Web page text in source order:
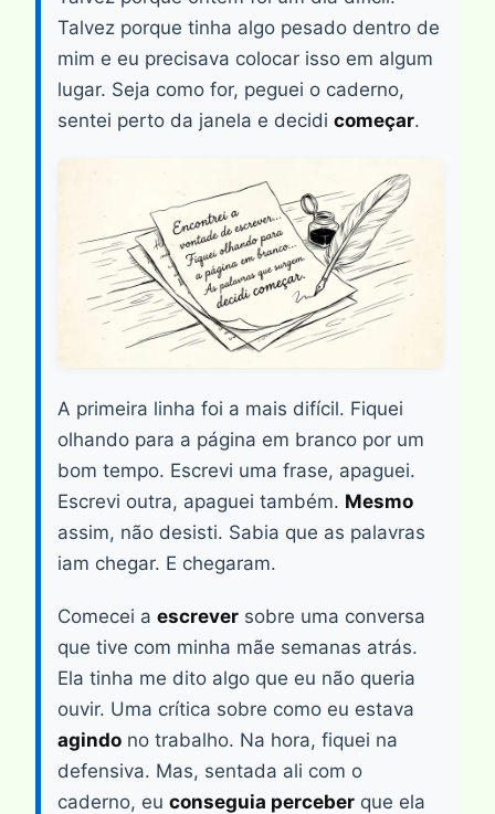
Talvez porque tinha algo pesado dentro de
mim e eu precisava colocar isso em algum
lugar. Seja como for, peguei o caderno,
sentei perto da janela e decidi começar.
A primeira linha foi a mais difícil. Fiquei
olhando para a página em branco por um
bom tempo. Escrevi uma frase, apaguei.
Escrevi outra, apaguei também. Mesmo
assim, não desisti. Sabia que as palavras
iam chegar. E chegaram.
Comecei a escrever sobre uma conversa
que tive com minha mãe semanas atrás.
Ela tinha me dito algo que eu não queria
ouvir. Uma crítica sobre como eu estava
agindo no trabalho. Na hora, fiquei na
defensiva. Mas, sentada ali com o
caderno, eu conseguia perceber que ela